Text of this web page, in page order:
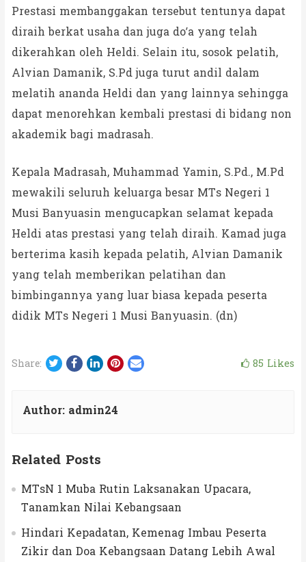
Prestasi membanggakan tersebut tentunya dapat
diraih berkat usaha dan juga do’a yang telah
dikerahkan oleh Heldi. Selain itu, sosok pelatih,
Alvian Damanik, S.Pd juga turut andil dalam
melatih ananda Heldi dan yang lainnya sehingga
dapat menorehkan kembali prestasi di bidang non
akademik bagi madrasah.
Kepala Madrasah, Muhammad Yamin, S.Pd., M.Pd
mewakili seluruh keluarga besar MTs Negeri 1
Musi Banyuasin mengucapkan selamat kepada
Heldi atas prestasi yang telah diraih. Kamad juga
berterima kasih kepada pelatih, Alvian Damanik
yang telah memberikan pelatihan dan
bimbingannya yang luar biasa kepada peserta
didik MTs Negeri 1 Musi Banyuasin. (dn)
Share: Twitter
Facebook
LinkedIn
Pinterest
Email 85 Likes
Author: admin24
Related Posts
MTsN 1 Muba Rutin Laksanakan Upacara,
Tanamkan Nilai Kebangsaan
Hindari Kepadatan, Kemenag Imbau Peserta
Zikir dan Doa Kebangsaan Datang Lebih Awal